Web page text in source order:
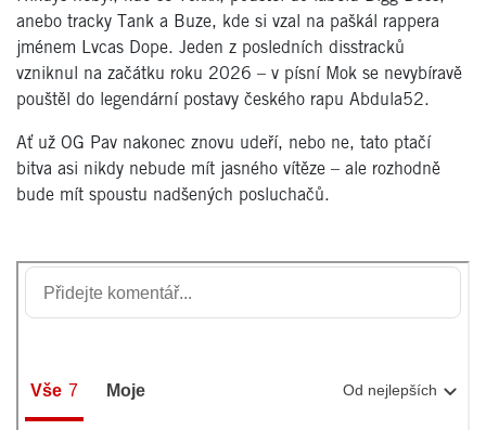
anebo tracky Tank a Buze, kde si vzal na paškál rappera
jménem Lvcas Dope. Jeden z posledních disstracků
vzniknul na začátku roku 2026 – v písní Mok se nevybíravě
pouštěl do legendární postavy českého rapu Abdula52.
Ať už OG Pav nakonec znovu udeří, nebo ne, tato ptačí
bitva asi nikdy nebude mít jasného vítěze – ale rozhodně
bude mít spoustu nadšených posluchačů.